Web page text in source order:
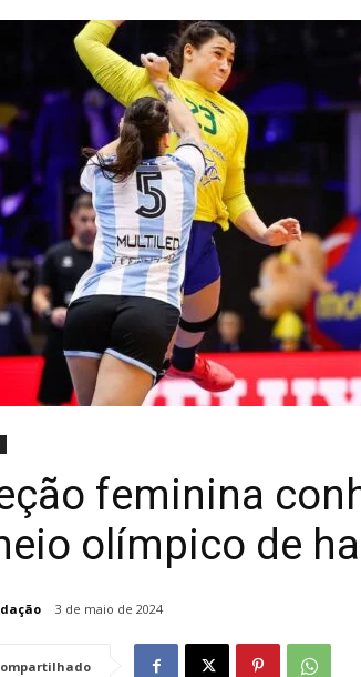
feminina
olímpico de
3 de maio de 2024